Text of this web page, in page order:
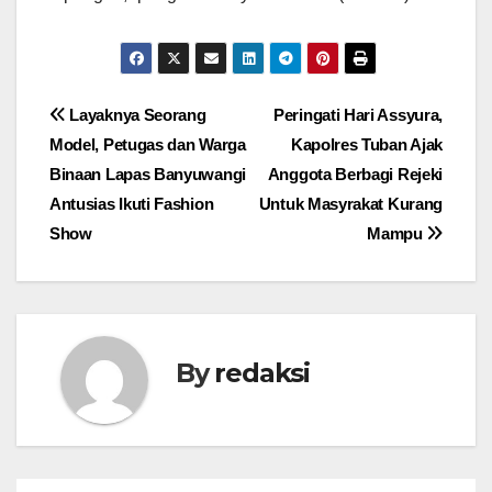
Navigasi
pos
Peringati Hari Assyura,
Kapolres Tuban Ajak
Anggota Berbagi Rejeki
Untuk Masyrakat Kurang
Mampu
Layaknya Seorang
Model, Petugas dan Warga
Binaan Lapas Banyuwangi
Antusias Ikuti Fashion
Show
Byredaksi